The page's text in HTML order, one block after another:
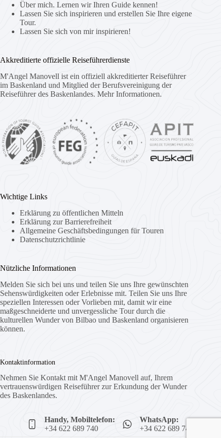
Über mich. Lernen wir Ihren Guide kennen!
Lassen Sie sich inspirieren und erstellen Sie Ihre eigene
Tour.
Lassen Sie sich von mir inspirieren!
Akkreditierte offizielle Reiseführerdienste
M'Angel Manovell ist ein offiziell akkreditierter Reiseführer
im Baskenland und Mitglied der Berufsvereinigung der
Reiseführer des Baskenlandes. Mehr Informationen.
Wichtige Links
Erklärung zu öffentlichen Mitteln
Erklärung zur Barrierefreiheit
Allgemeine Geschäftsbedingungen für Touren
Datenschutzrichtlinie
Nützliche Informationen
Melden Sie sich bei uns und teilen Sie uns Ihre gewünschten
Sehenswürdigkeiten oder Erlebnisse mit. Teilen Sie uns Ihre
speziellen Interessen oder Vorlieben mit, damit wir eine
maßgeschneiderte und unvergessliche Tour durch die
kulturellen Wunder von Bilbao und Baskenland organisieren
können.
Kontaktinformation
Nehmen Sie Kontakt mit M'Angel Manovell auf, Ihrem
vertrauenswürdigen Reiseführer zur Erkundung der Wunder
des Baskenlandes.
Handy, Mobiltelefon:
+34 622 689 740
WhatsApp:
+34 622 689 740